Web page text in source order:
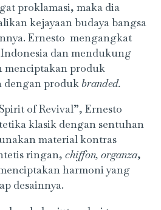
proklamasi, maka dia
kejayaan budaya bangsa
Ernesto mengangkat
dan mendukung
menciptakan produk
dengan produkbranded.
of Revival”, Ernesto
klasik dengan sentuhan
material kontras
ringan,chiffon, organza,
harmoni yang
desainnya.